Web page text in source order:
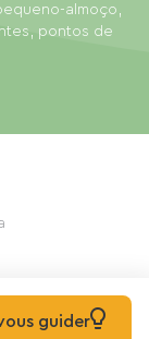
almoço,
pontos de
guider